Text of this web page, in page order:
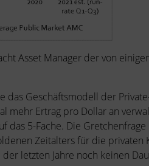
Asset Manager der von
das Geschäftsmodell der
mehr Ertrag pro Dollar an
das 5-Fache. Die
Zeitalters für die
letzten Jahre noch keinen